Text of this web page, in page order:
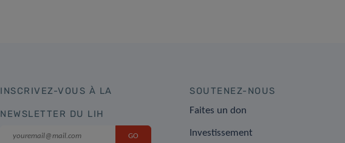
INSCRIVEZ-VOUS À LA
NEWSLETTER DU LIH
SOUTENEZ-NOUS
Faites un don
Investissement